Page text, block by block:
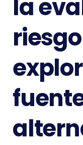
la